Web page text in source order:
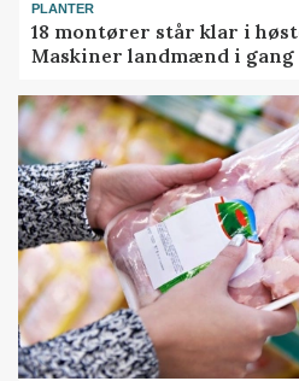
PLANTER
18 montører står klar i
Maskiner landmænd i gang